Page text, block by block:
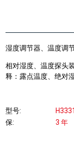
湿度调节器、温度调
相对湿度、温度探头
释：露点温度、绝对
型号
保
3 年